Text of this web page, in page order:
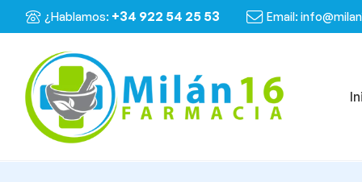
¿Hablamos: +34 922 54 25 53 Email: